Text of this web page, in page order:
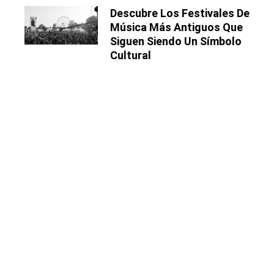
Descubre Los Festivales De
Música Más Antiguos Que
Siguen Siendo Un Símbolo
Cultural